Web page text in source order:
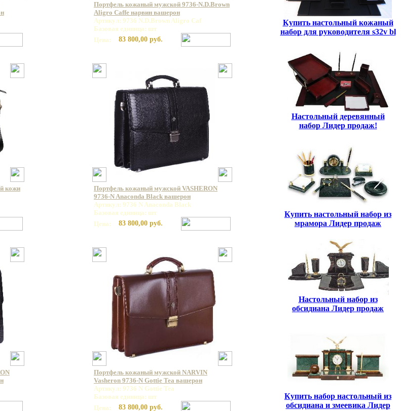
Портфель кожаный мужской 9736-N.D.Brown
Aligro Caffe нарвин вашерон
Артикул: 9736 N.D.Brown Aligro Caf
Базовая единица: шт
Цена:
83 800,00 руб.
кожи
Портфель кожаный мужской VASHERON
9736-N Anaconda Black вашерон
Артикул: 9736 N Anaconda Black
Базовая единица: шт
Цена:
83 800,00 руб.
Портфель кожаный мужской NARVIN
Vasheron 9736-N Gottie Tea вашерон
Артикул: 9736 N Gottie Tea
Базовая единица: шт
Цена:
83 800,00 руб.
Купить настольный кожаный
набор для руководителя s32v bl
Настольный деревянный
набор Лидер продаж!
Купить настольный набор из
мрамора Лидер продаж
Настольный набор из
обсидиана Лидер продаж
Купить набор настольный из
обсидиана и змеевика Лидер